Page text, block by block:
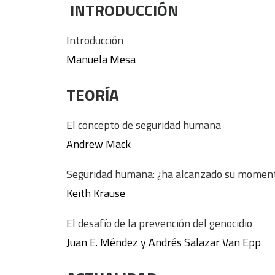
INTRODUCCIÓN
Introducción
Manuela Mesa
TEORÍA
El concepto de seguridad humana
Andrew Mack
Seguridad humana: ¿ha alcanzado su
Keith Krause
El desafío de la prevención del genocidio
Juan E. Méndez y Andrés Salazar Van Epp